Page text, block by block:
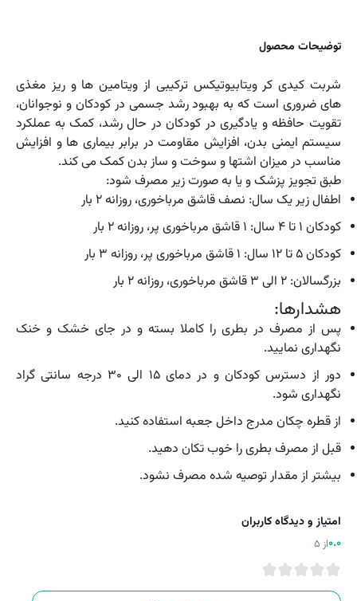
توضیحات محصول
شربت کیدی کر ویتابیوتیکس ترکیبی از ویتامین ها و ریز مغذی
های ضروری است که به بهبود رشد جسمی در کودکان و نوجوانان،
تقویت حافظه و یادگیری در کودکان در حال رشد، کمک به عملکرد
سیستم ایمنی بدن، افزایش مقاومت در برابر بیماری ها و افزایش
مناسب در میزان اشتها و سوخت و ساز بدن کمک می کند.
طبق تجویز پزشک و یا به صورت زیر مصرف شود:
اطفال زیر یک سال: نصف قاشق مرباخوری، روزانه ۲ بار
کودکان ۱ تا ۴ سال: ۱ قاشق مرباخوری پر، روزانه ۲ بار
کودکان ۵ تا ۱۲ سال: ۱ قاشق مرباخوری پر، روزانه ۳ بار
بزرگسالان: ۲ الی ۳ قاشق مرباخوری، روزانه ۲ بار
هشدارها:
پس از مصرف در بطری را کاملا بسته و در جای خشک و خنک
نگهداری نمایید.
دور از دسترس کودکان و در دمای ۱۵ الی ۳۰ درجه سانتی گراد
نگهداری شود.
از قطره چکان مدرج داخل جعبه استفاده کنید.
قبل از مصرف بطری را خوب تکان دهید.
بیشتر از مقدار توصیه شده مصرف نشود.
امتیاز و دیدگاه کاربران
0.0از 5